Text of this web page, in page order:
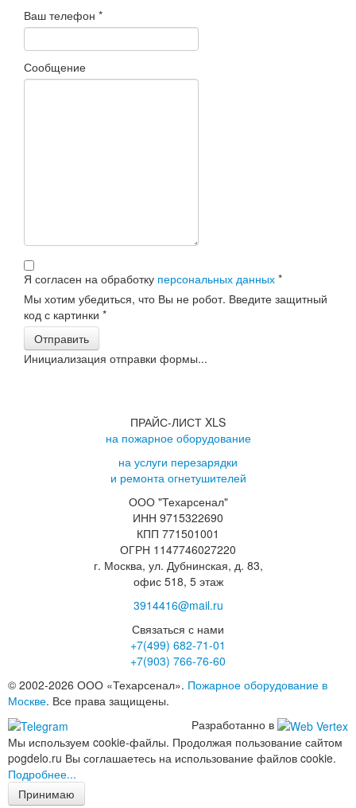
Ваш телефон *
Сообщение
Я согласен на обработку персональных данных *
Мы хотим убедиться, что Вы не робот. Введите защитный
код с картинки *
Отправить
Инициализация отправки формы...
ПРАЙС-ЛИСТ XLS
на пожарное оборудование
на услуги перезарядки
и ремонта огнетушителей
ООО "Техарсенал"
ИНН 9715322690
КПП 771501001
ОГРН 1147746027220
г. Москва, ул. Дубнинская, д. 83,
офис 518, 5 этаж
3914416@mail.ru
Связаться с нами
+7(499) 682-71-01
+7(903) 766-76-60
© 2002-2026 ООО «Техарсенал». Пожарное оборудование в
Москве. Все права защищены.
Разработанно в
Мы используем cookie-файлы. Продолжая пользование сайтом
pogdelo.ru Вы соглашаетесь на использование файлов cookie.
Подробнее...
Принимаю